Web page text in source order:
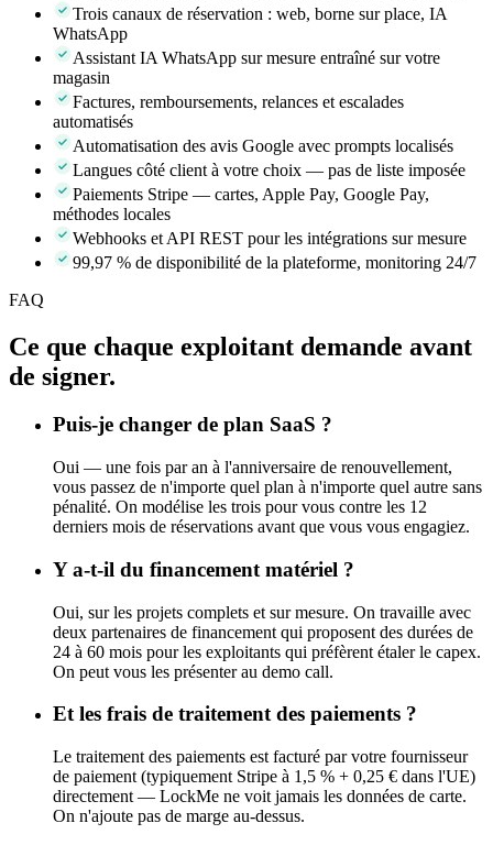
Trois canaux de réservation : web, borne sur place, IA
WhatsApp
Assistant IA WhatsApp sur mesure entraîné sur votre
magasin
Factures, remboursements, relances et escalades
automatisés
Automatisation des avis Google avec prompts localisés
Langues côté client à votre choix — pas de liste imposée
Paiements Stripe — cartes, Apple Pay, Google Pay,
méthodes locales
Webhooks et API REST pour les intégrations sur mesure
99,97 % de disponibilité de la plateforme, monitoring 24/7
FAQ
Ce que chaque exploitant demande avant
de signer.
Puis-je changer de plan SaaS ?
Oui — une fois par an à l'anniversaire de renouvellement,
vous passez de n'importe quel plan à n'importe quel autre sans
pénalité. On modélise les trois pour vous contre les 12
derniers mois de réservations avant que vous vous engagiez.
Y a-t-il du financement matériel ?
Oui, sur les projets complets et sur mesure. On travaille avec
deux partenaires de financement qui proposent des durées de
24 à 60 mois pour les exploitants qui préfèrent étaler le capex.
On peut vous les présenter au demo call.
Et les frais de traitement des paiements ?
Le traitement des paiements est facturé par votre fournisseur
de paiement (typiquement Stripe à 1,5 % + 0,25 € dans l'UE)
directement — LockMe ne voit jamais les données de carte.
On n'ajoute pas de marge au-dessus.